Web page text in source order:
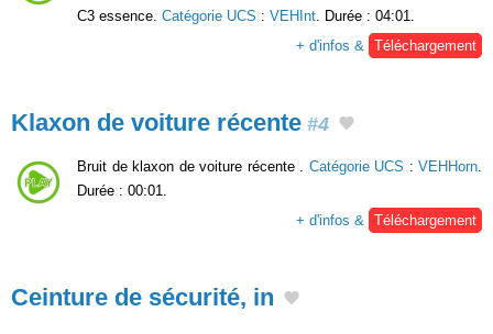
C3 essence. Catégorie UCS : VEHInt . Durée : 04:01.
+ d'infos &
Téléchargement
Klaxon de voiture récente #4
Bruit de klaxon de voiture récente . Catégorie UCS : VEHHorn.
Durée : 00:01.
+ d'infos & Téléchargement
Ceinture de sécurité, in